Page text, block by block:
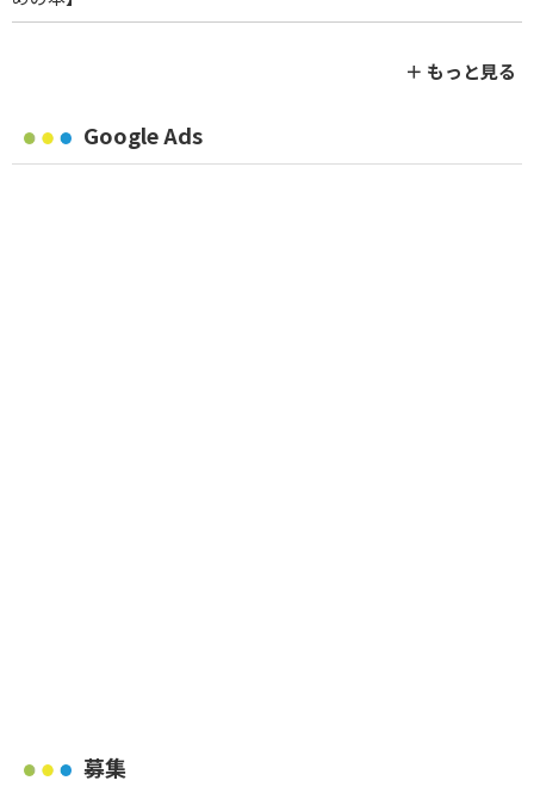
＋ もっと見る
Google Ads
募集